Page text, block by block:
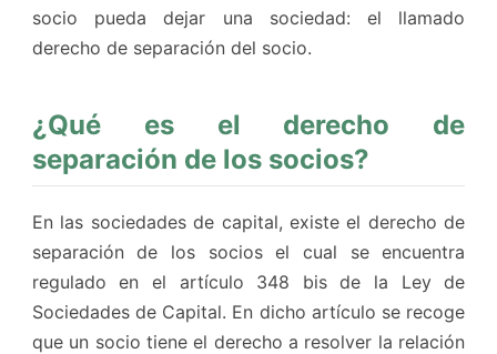
socio pueda dejar una sociedad: el llamado
derecho de separación del socio.
¿Qué es el derecho de
separación de los socios?
En las sociedades de capital, existe el derecho de
separación de los socios el cual se encuentra
regulado en el artículo 348 bis de la Ley de
Sociedades de Capital. En dicho artículo se recoge
que un socio tiene el derecho a resolver la relación